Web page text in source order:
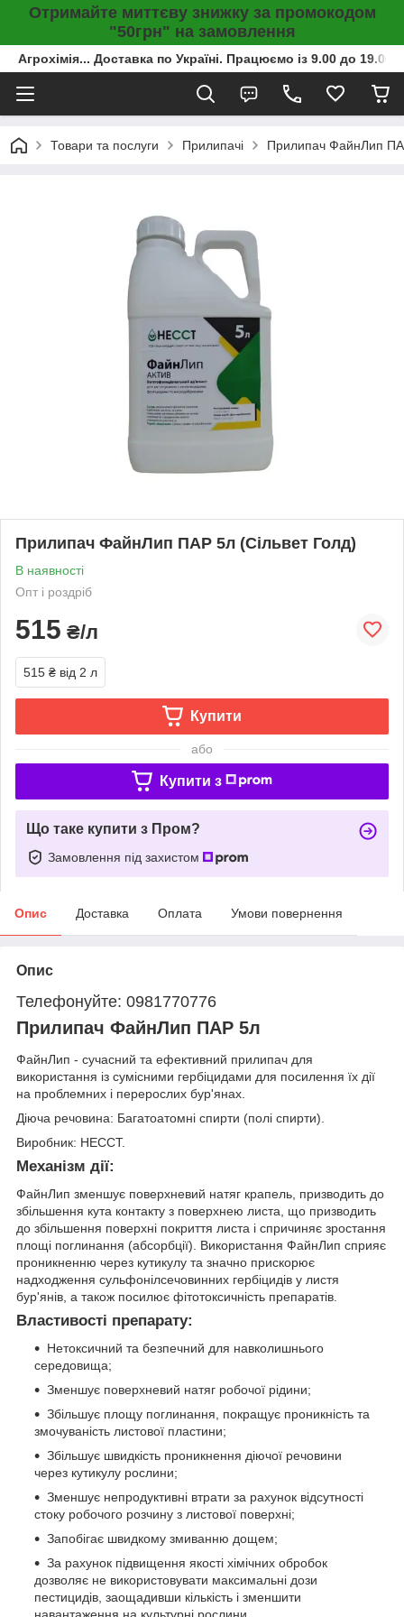
Отримайте миттєву знижку за промокодом
"50грн" на замовлення
Агрохімія... Доставка по Україні. Працюємо із 9.00 до
Товари та послуги Прилипачі Прилипач ФайнЛип
Прилипач ФайнЛип ПАР 5л (Сільвет Голд)
В наявності
Опт і роздріб
515 ₴/л
515 ₴ від 2 л
Купити
або
Купити з
Що таке купити з Пром?
Замовлення під захистом
Опис Доставка Оплата Умови повернення
Опис
Телефонуйте: 0981770776
Прилипач ФайнЛип ПАР 5л
ФайнЛип - сучасний та ефективний прилипач для
використання із сумісними гербіцидами для посилення їх дії
на проблемних і перерослих бур'янах.
Діюча речовина: Багатоатомні спирти (полі спирти).
Виробник: НЕССТ.
Механізм дії:
ФайнЛип зменшує поверхневий натяг крапель, призводить до
збільшення кута контакту з поверхнею листа, що призводить
до збільшення поверхні покриття листа і спричиняє зростання
площі поглинання (абсорбції). Використання ФайнЛип сприяє
проникненню через кутикулу та значно прискорює
надходження сульфонілсечовинних гербіцидів у листя
бур'янів, а також посилює фітотоксичність препаратів.
Властивості препарату:
Нетоксичний та безпечний для навколишнього
середовища;
Зменшує поверхневий натяг робочої рідини;
Збільшує площу поглинання, покращує проникність та
змочуваність листової пластини;
Збільшує швидкість проникнення діючої речовини
через кутикулу рослини;
Зменшує непродуктивні втрати за рахунок відсутності
стоку робочого розчину з листової поверхні;
Запобігає швидкому змиванню дощем;
За рахунок підвищення якості хімічних обробок
дозволяє не використовувати максимальні дози
пестицидів, заощадивши кількість і зменшити